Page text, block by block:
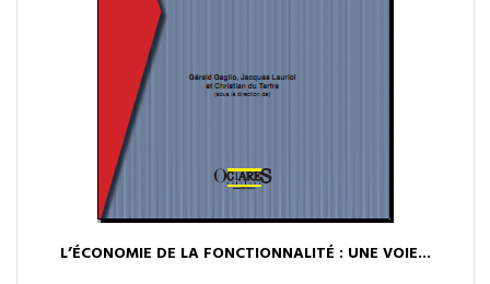
L’ÉCONOMIE DE LA FONCTIONNALITÉ : UNE VOIE...